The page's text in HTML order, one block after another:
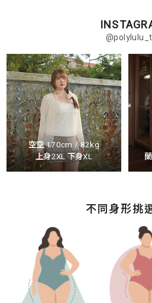
空空 170cm / 82kg
上身2XL 下身XL
不同身形挑